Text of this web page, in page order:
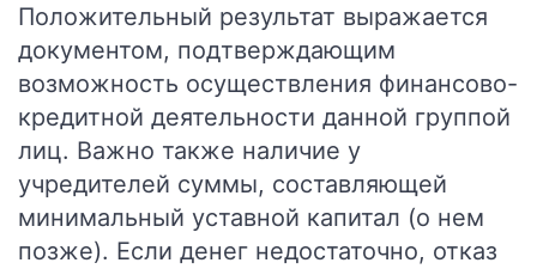
Положительный результат выражается
документом, подтверждающим
возможность осуществления финансово-
кредитной деятельности данной группой
лиц. Важно также наличие у
учредителей суммы, составляющей
минимальный уставной капитал (о нем
позже). Если денег недостаточно, отказ